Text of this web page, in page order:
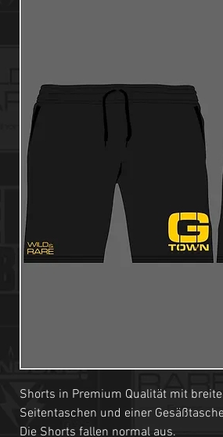
Shorts in Premium Qualität mit
Seitentaschen und einer
Die Shorts fallen normal aus.